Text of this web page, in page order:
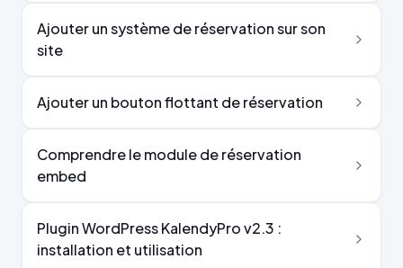
Ajouter un système de réservation sur son
site
Ajouter un bouton flottant de réservation
Comprendre le module de réservation
embed
Plugin WordPress KalendyPro v2.3 :
installation et utilisation